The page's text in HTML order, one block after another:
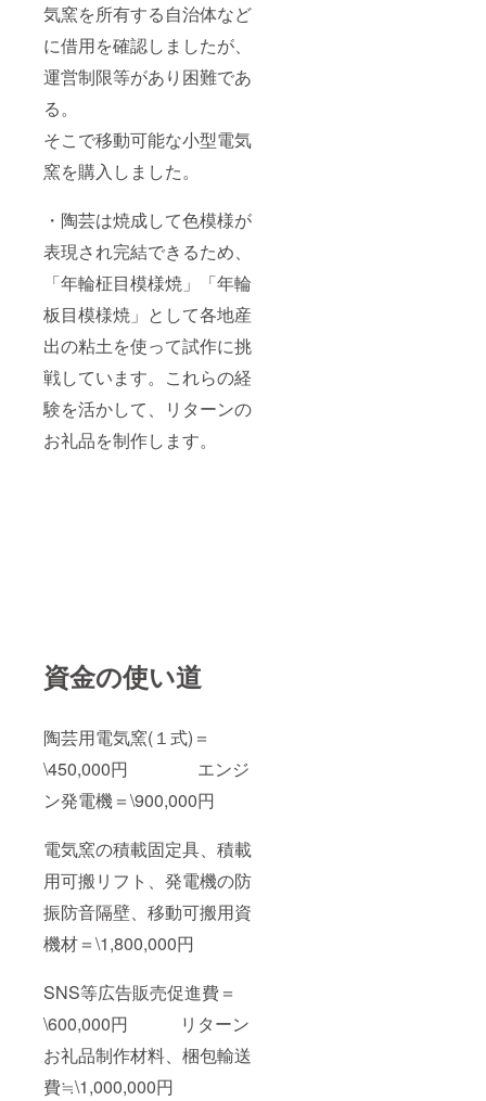
気窯を所有する自治体など
に借用を確認しましたが、
運営制限等があり困難であ
る。
そこで移動可能な小型電気
窯を購入しました。
・陶芸は焼成して色模様が
表現され完結できるため、
「年輪柾目模様焼」「年輪
板目模様焼」として各地産
出の粘土を使って試作に挑
戦しています。これらの経
験を活かして、リターンの
お礼品を制作します。
資金の使い道
陶芸用電気窯(１式)＝
\450,000円 エンジ
ン発電機＝\900,000円
電気窯の積載固定具、積載
用可搬リフト、発電機の防
振防音隔壁、移動可搬用資
機材＝\1,800,000円
SNS等広告販売促進費＝
\600,000円 リターン
お礼品制作材料、梱包輸送
費≒\1,000,000円